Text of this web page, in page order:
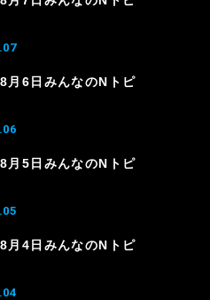
月6日みんなのNトピ
月5日みんなのNトピ
月4日みんなのNトピ